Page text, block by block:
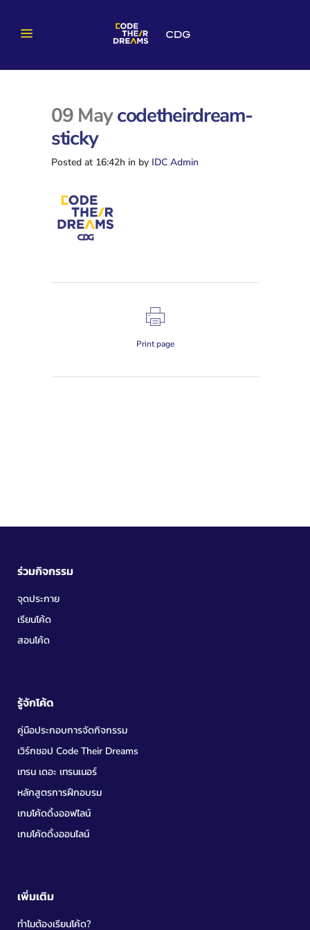
09 Maycodetheirdream-
sticky
Posted at 16:42h in by IDC Admin
Print page
ร่วมกิจกรรม
จุดประกาย
เรียนโค้ด
สอนโค้ด
รู้จักโค้ด
คู่มือประกอบการจัดกิจกรรม
เวิร์กชอป Code Their Dreams
เทรน เดอะ เทรนเนอร์
หลักสูตรการฝึกอบรม
เกมโค้ดดิ้งออฟไลน์
เกมโค้ดดิ้งออนไลน์
เพิ่มเติม
ทำไมต้องเรียนโค้ด?